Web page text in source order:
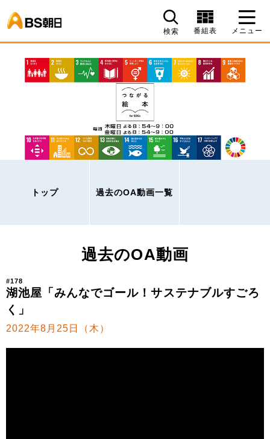
検索 番組表 メニュー
トップ 過去のOA動画一覧
過去のOA動画
#178
湖池屋「みんなでゴール！サステナブルすごろ
く」
2022年8月25日（木）